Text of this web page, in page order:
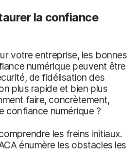
la confiance
votre entreprise, les bonnes
numérique peuvent être
de fidélisation des
plus rapide et bien plus
faire, concrètement,
confiance numérique ?
les freins initiaux.
énumère les obstacles les